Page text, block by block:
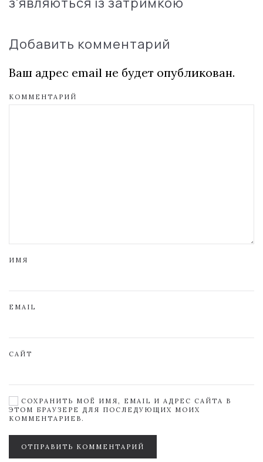
Добавить комментарий
Ваш адрес email не будет опубликован.
КОММЕНТАРИЙ
ИМЯ
EMAIL
САЙТ
СОХРАНИТЬ МОЁ ИМЯ, EMAIL И АДРЕС САЙТА В
ЭТОМ БРАУЗЕРЕ ДЛЯ ПОСЛЕДУЮЩИХ МОИХ
КОММЕНТАРИЕВ.
ОТПРАВИТЬ КОММЕНТАРИЙ